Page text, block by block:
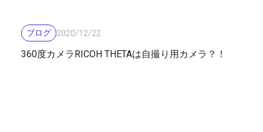
ブログ 2020/12/22
360度カメラRICOH THETAは自撮り用カメラ？！